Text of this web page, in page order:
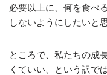
必要以上に、何を食べ
しないようにしたいと
ところで、私たちの成
くていい、という訳で